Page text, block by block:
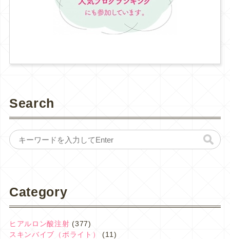
Search
Category
ヒアルロン酸注射 (377)
スキンバイブ（ボライト）
(11)